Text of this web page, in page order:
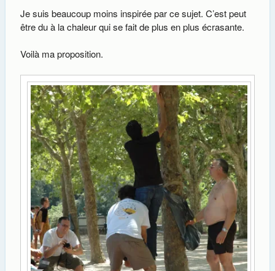
Je suis beaucoup moins inspirée par ce sujet. C’est peut
être du à la chaleur qui se fait de plus en plus écrasante.
Voilà ma proposition.